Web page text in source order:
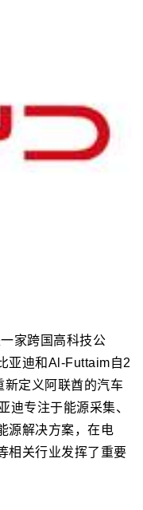
家跨国高科技公
亚迪和Al-Futtaim自2
定义阿联酋的汽车
迪专注于能源采集、
源解决方案，在电
相关行业发挥了重要